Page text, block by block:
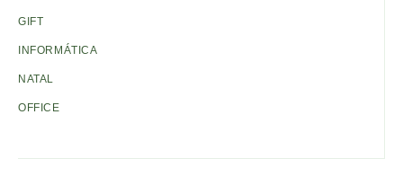
GIFT
INFORMÁTICA
NATAL
OFFICE